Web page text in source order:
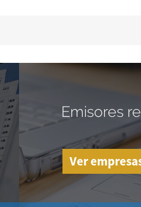
Emisores
Ver